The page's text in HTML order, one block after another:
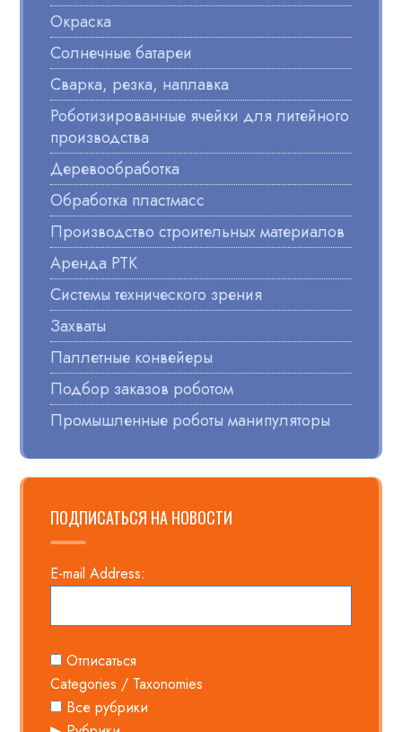
Окраска
Солнечные батареи
Сварка, резка, наплавка
Роботизированные ячейки для литейного
производства
Деревообработка
Обработка пластмасс
Производство строительных материалов
Аренда РТК
Системы технического зрения
Захваты
Паллетные конвейеры
Подбор заказов роботом
Промышленные роботы манипуляторы
ПОДПИСАТЬСЯ НА НОВОСТИ
E-mail Address:
Отписаться
Categories / Taxonomies
Все рубрики